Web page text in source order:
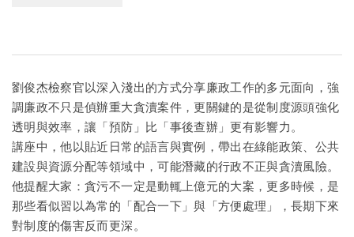
劉俊杰檢察官以深入淺出的方式分享廉政工作的多元面向，強
調廉政不只是偵辦重大貪瀆案件，更關鍵的是從制度源頭強化
透明與效率，讓「預防」比「事後查辦」更有影響力。
講座中，他以貼近日常的語言與實例，帶出在綠能政策、公共
建設與資源分配等領域中，可能潛藏的行政不正與貪瀆風險。
他提醒大家：貪污不一定是動輒上億元的大案，更多時候，是
那些看似習以為常的「配合一下」與「方便處理」，長期下來
對制度的傷害反而更深。